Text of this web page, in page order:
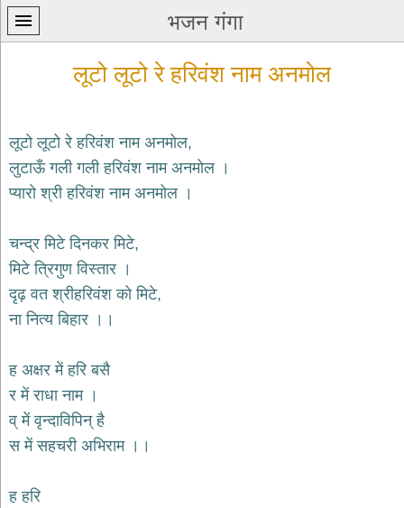
भजन गंगा
प्रथम
पन्ना
कृष्ण
भजन
krishna
bhajans
शिव
bhajans
हनुमान
भजन
hanuman
bhajans
भजन
लूटो लूटो रे हरिवंश नाम अनमोल
लूटो लूटो रे हरिवंश नाम अनमोल,
लुटाऊँ गली गली हरिवंश नाम अनमोल ।
प्यारो श्री हरिवंश नाम अनमोल ।
चन्द्र मिटे दिनकर मिटे,
मिटे त्रिगुण विस्तार ।
दृढ़ वत श्रीहरिवंश को मिटे,
ना नित्य बिहार ।।
ह अक्षर में हरि बसै
र में राधा नाम ।
व् में वृन्दाविपिन् है
स में सहचरी अभिराम ।।
ह हरि